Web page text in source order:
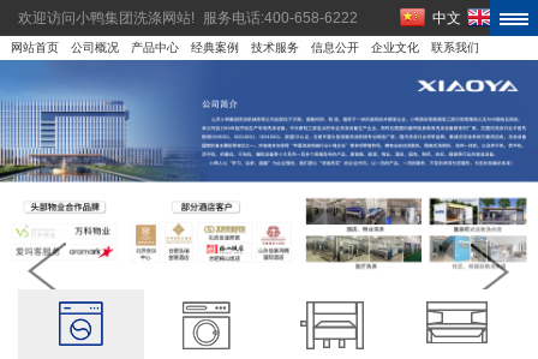
欢迎访问小鸭集团洗涤网站! 中文 EN
服务电话:400-658-6222
网站首页 公司概况 产品中心 经典案例 技术服务 信息公开 企业文化 联系我们